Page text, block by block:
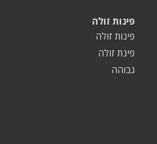
פינות זולה
פינות זולה
פינת זולה
גבוהה